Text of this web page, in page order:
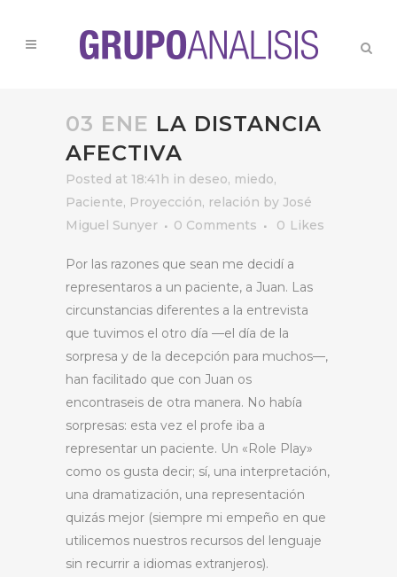
03 ENE LA DISTANCIA
AFECTIVA
Posted at 18:41h in deseo, miedo,
Paciente, Proyección, relación by José
Miguel Sunyer
0 Comments 0 Likes
Por las razones que sean me decidí a
representaros a un paciente, a Juan. Las
circunstancias diferentes a la entrevista
que tuvimos el otro día —el día de la
sorpresa y de la decepción para muchos—,
han facilitado que con Juan os
encontraseis de otra manera. No había
sorpresas: esta vez el profe iba a
representar un paciente. Un «Role Play»
como os gusta decir; sí, una interpretación,
una dramatización, una representación
quizás mejor (siempre mi empeño en que
utilicemos nuestros recursos del lenguaje
sin recurrir a idiomas extranjeros).